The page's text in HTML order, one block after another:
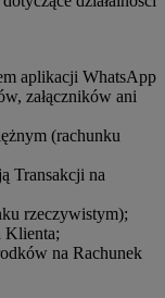
aplikacji WhatsApp
załączników ani
(rachunku
Transakcji na
rzeczywistym);
Klienta;
na Rachunek